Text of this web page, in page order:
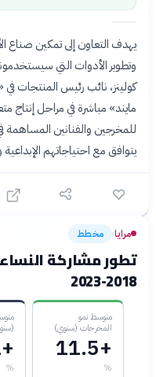
يهدف التعاون إلى تمكين صناع
وتطوير الأدوات التي
كولينز، نائب رئيس المنتجات
للمخرجين والفنانين المساهمة
يتوافق مع احتياجاتهم
مرايا› مخطط
تطور مشاركة
2018-2023
متوسط نمو
المخرجات (سنوي)
+11.5
%
+15.2
%